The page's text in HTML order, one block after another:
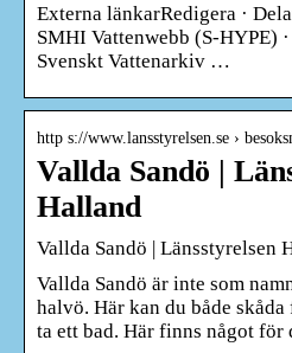
Externa länkarRedigera ·
SMHI Vattenwebb (S-HYPE)
Svenskt Vattenarkiv …
http s://www.lansstyrelsen.se ›
Vallda Sandö |
Halland
Vallda Sandö | Länsstyrelsen
Vallda Sandö är inte som
halvö. Här kan du både
ta ett bad. Här finns något